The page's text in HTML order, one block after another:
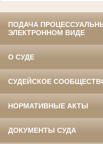
ПОДАЧА
ЭЛЕКТРОННОМ ВИДЕ
О СУДЕ
СУДЕЙСКОЕ
НОРМАТИВНЫЕ АКТЫ
ДОКУМЕНТЫ СУДА